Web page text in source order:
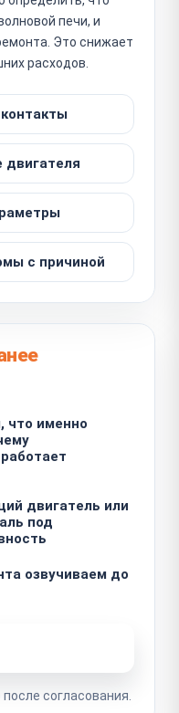
печи, и
Это снижает
расходов.
двигателя
с причиной
что именно
двигатель или
под
озвучиваем до
согласования.